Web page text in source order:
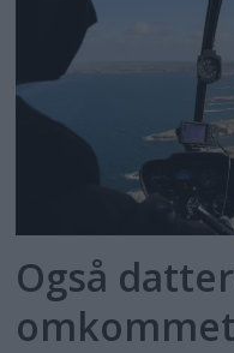
Også
omkommet